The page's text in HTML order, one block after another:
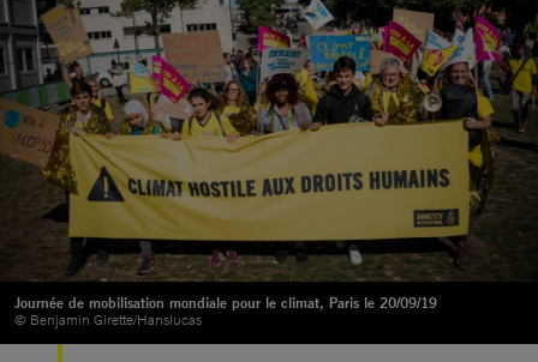
Journée de mobilisation mondiale pour le climat, Paris le 20/09/19
© Benjamin Girette/Hanslucas